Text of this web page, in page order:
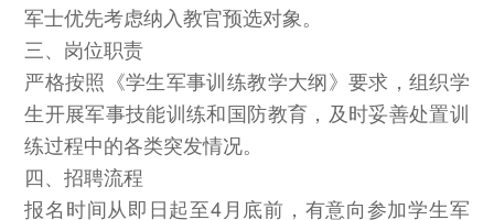
军士优先考虑纳入教官预选对象。
三、岗位职责
严格按照《学生军事训练教学大纲》要求，组织学
生开展军事技能训练和国防教育，及时妥善处置训
练过程中的各类突发情况。
四、招聘流程
报名时间从即日起至4月底前，有意向参加学生军